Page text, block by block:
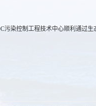
污染控制工程技术中心顺利通过生